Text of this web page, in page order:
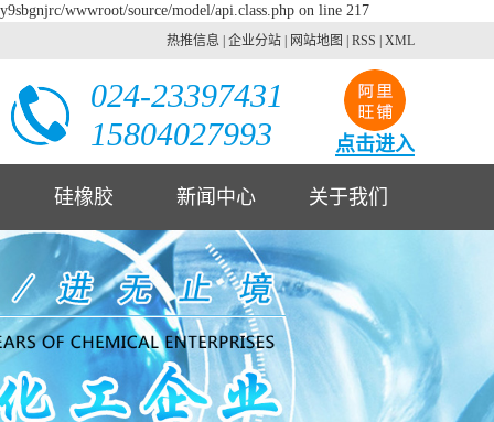
wwwroot/source/model/api.class.php on line 217
热推信息 企业分站 网站地图 RSS XML
点击进入
024-23397431
15804027993
硅橡胶 新闻中心 关于我们